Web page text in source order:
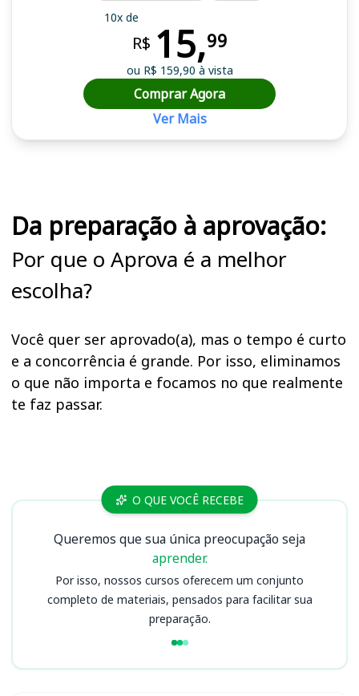
10x de
R$ 15,99
ou R$ 159,90 à vista
Comprar Agora
Ver Mais
Da preparação à aprovação:
Por que o Aprova é a melhor
escolha?
Você quer ser aprovado(a), mas o tempo é curto
e a concorrência é grande. Por isso, eliminamos
o que não importa e focamos no que realmente
te faz passar.
Cursos O QUE VOCÊ RECEBE
Queremos que sua única preocupação seja
aprender.
Por isso, nossos cursos oferecem um conjunto
completo de materiais, pensados para facilitar sua
preparação.